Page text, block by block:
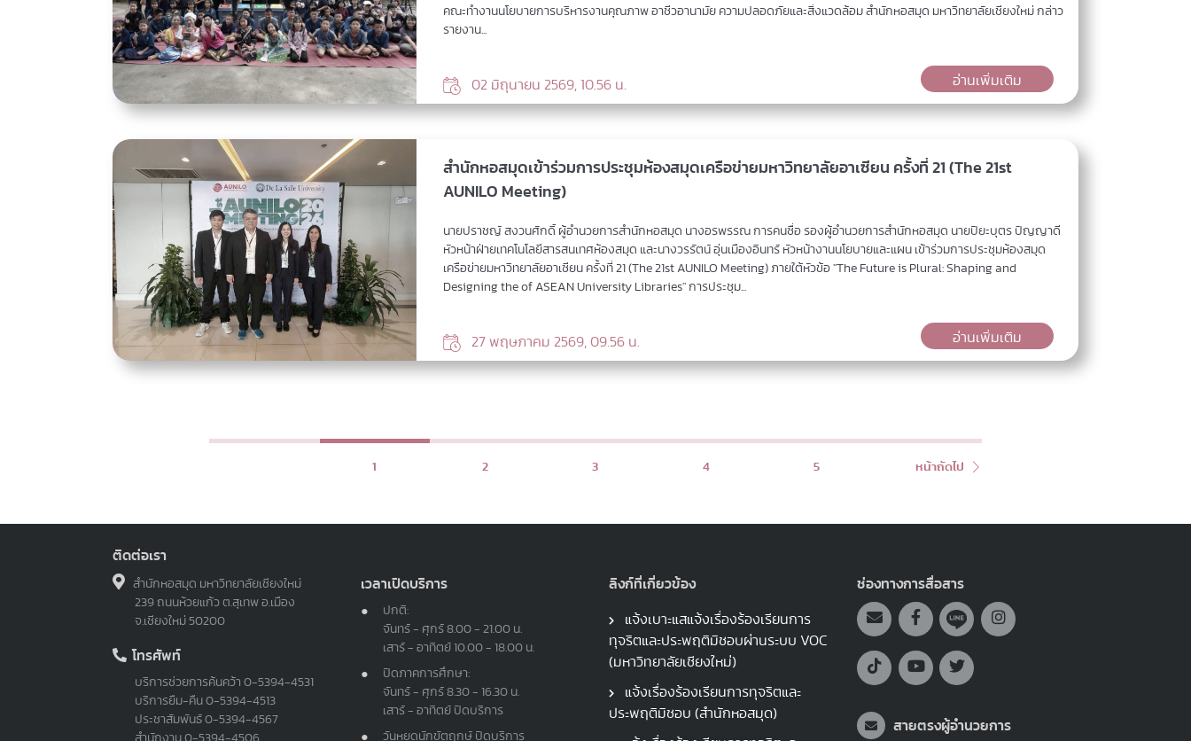
คณะทำงานนโยบายการบริหารงานคุณภาพ อาชีวอานามัย ความปลอดภัยและสิ่งแวดล้อม สำนักหอสมุด มหาวิทยาลัยเชียงใหม่ กล่าว
รายงาน...
02 มิถุนายน 2569, 10.56 น. อ่านเพิ่มเติม
สำนักหอสมุดเข้าร่วมการประชุมห้องสมุดเครือข่ายมหาวิทยาลัยอาเซียน ครั้งที่ 21 (The 21st
AUNILO Meeting)
นายปราชญ์ สงวนศักดิ์ ผู้อำนวยการสำนักหอสมุด นางอรพรรณ การคนซื่อ รองผู้อำนวยการสำนักหอสมุด นายปิยะบุตร ปัญญาดี
หัวหน้าฝ่ายเทคโนโลยีสารสนเทศห้องสมุด และนางวรรัตน์ อุ่นเมืองอินทร์ หัวหน้างานนโยบายและแผน เข้าร่วมการประชุมห้องสมุด
เครือข่ายมหาวิทยาลัยอาเซียน ครั้งที่ 21 (The 21st AUNILO Meeting) ภายใต้หัวข้อ "The Future is Plural: Shaping and
Designing the of ASEAN University Libraries" การประชุม...
27 พฤษภาคม 2569, 09.56 น. อ่านเพิ่มเติม
1 2 3 4 5 หน้าถัดไป
ติดต่อเรา
สำนักหอสมุด มหาวิทยาลัยเชียงใหม่
239 ถนนห้วยแก้ว ต.สุเทพ อ.เมือง
จ.เชียงใหม่ 50200
โทรศัพท์
บริการช่วยการค้นคว้า 0-5394-4531
บริการยืม-คืน 0-5394-4513
ประชาสัมพันธ์ 0-5394-4567
สำนักงาน 0-5394-4506
เวลาเปิดบริการ
ปกติ:
จันทร์ - ศุกร์ 8.00 - 21.00 น.
เสาร์ - อาทิตย์ 10.00 - 18.00 น.
ปิดภาคการศึกษา:
จันทร์ - ศุกร์ 8.30 - 16.30 น.
เสาร์ - อาทิตย์ ปิดบริการ
วันหยุดนักขัตฤกษ์ ปิดบริการ
ลิงก์ที่เกี่ยวข้อง
แจ้งเบาะแสแจ้งเรื่องร้องเรียนการ
ทุจริตและประพฤติมิชอบผ่านระบบ VOC
(มหาวิทยาลัยเชียงใหม่)
แจ้งเรื่องร้องเรียนการทุจริตและ
ประพฤติมิชอบ (สำนักหอสมุด)
ช่องทางการสื่อสาร
สายตรงผู้อำนวยการ